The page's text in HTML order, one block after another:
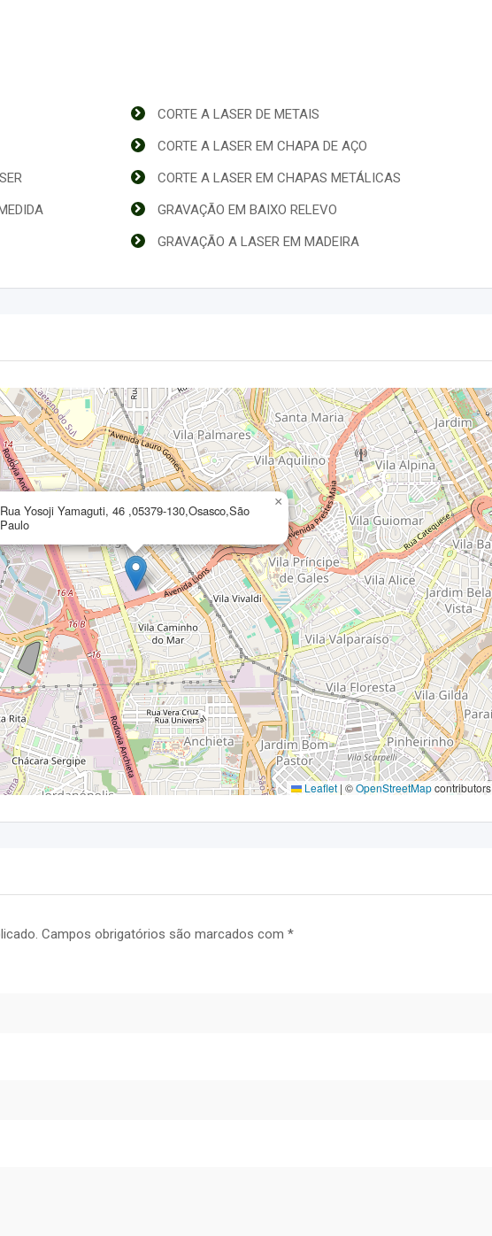
CORTE A LASER DE METAIS
CORTE A LASER EM CHAPA DE AÇO
CORTE A LASER EM CHAPAS METÁLICAS
GRAVAÇÃO EM BAIXO RELEVO
GRAVAÇÃO A LASER EM MADEIRA
Rua Yosoji Yamaguti, 46 ,05379-130,Osasco,São
Paulo
×
Leaflet | ©OpenStreetMapcontributors
Campos obrigatórios são marcados com *